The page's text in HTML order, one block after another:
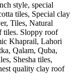
style, special
tiles, Special clay
Tiles, Natural
tiles. Sloppy roof
Khaprail, Lahori
Qalam, Quba,
Shesha tiles,
quality clay roof